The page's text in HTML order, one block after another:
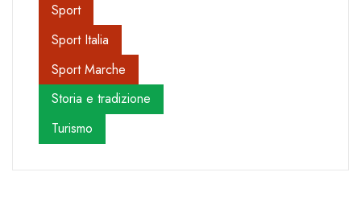
Sport
Sport Italia
Sport Marche
Storia e tradizione
Turismo